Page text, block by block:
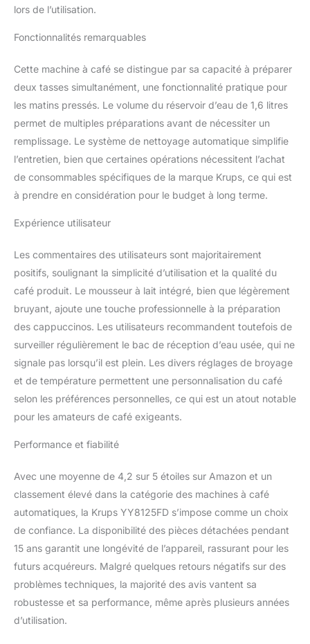
INTÉGRÉE : Réalisez
cappuccinos onctueux
parfaite. Facile à utiliser
et à nettoyer.
NETTOYAGE 100%
AUTOMATIQUE, 0%
D'EFFORT : Une pastille
3x/an environ, sans rien
à démonter dans la
machine. Rinçage interne
réparable dans notre
réseau de 6200
monde pour prolonger
sa durée de vie.
lors de l’utilisation.
Fonctionnalités remarquables
Cette machine à café se distingue par sa capacité à préparer
deux tasses simultanément, une fonctionnalité pratique pour
les matins pressés. Le volume du réservoir d’eau de 1,6 litres
permet de multiples préparations avant de nécessiter un
remplissage. Le système de nettoyage automatique simplifie
l’entretien, bien que certaines opérations nécessitent l’achat
de consommables spécifiques de la marque Krups, ce qui est
à prendre en considération pour le budget à long terme.
Expérience utilisateur
Les commentaires des utilisateurs sont majoritairement
positifs, soulignant la simplicité d’utilisation et la qualité du
café produit. Le mousseur à lait intégré, bien que légèrement
bruyant, ajoute une touche professionnelle à la préparation
des cappuccinos. Les utilisateurs recommandent toutefois de
surveiller régulièrement le bac de réception d’eau usée, qui ne
signale pas lorsqu’il est plein. Les divers réglages de broyage
et de température permettent une personnalisation du café
selon les préférences personnelles, ce qui est un atout notable
pour les amateurs de café exigeants.
Performance et fiabilité
Avec une moyenne de 4,2 sur 5 étoiles sur Amazon et un
classement élevé dans la catégorie des machines à café
automatiques, la Krups YY8125FD s’impose comme un choix
de confiance. La disponibilité des pièces détachées pendant
15 ans garantit une longévité de l’appareil, rassurant pour les
futurs acquéreurs. Malgré quelques retours négatifs sur des
problèmes techniques, la majorité des avis vantent sa
robustesse et sa performance, même après plusieurs années
d’utilisation.